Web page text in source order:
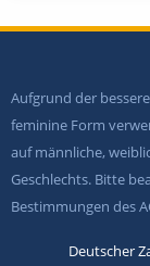
Aufgrund der
feminine Form
auf männliche,
Geschlechts. Bitte
Bestimmungen des
Deutscher